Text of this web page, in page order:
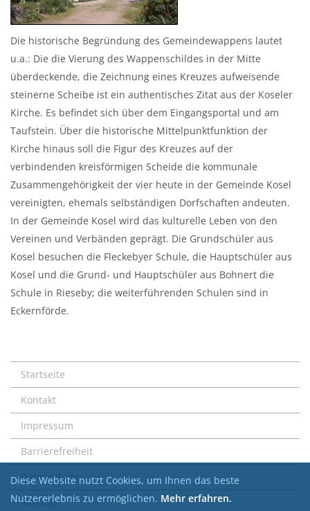
Die historische Begründung des Gemeindewappens lautet
u.a.: Die die Vierung des Wappenschildes in der Mitte
überdeckende, die Zeichnung eines Kreuzes aufweisende
steinerne Scheibe ist ein authentisches Zitat aus der Koseler
Kirche. Es befindet sich über dem Eingangsportal und am
Taufstein. Über die historische Mittelpunktfunktion der
Kirche hinaus soll die Figur des Kreuzes auf der
verbindenden kreisförmigen Scheide die kommunale
Zusammengehörigkeit der vier heute in der Gemeinde Kosel
vereinigten, ehemals selbständigen Dorfschaften andeuten.
In der Gemeinde Kosel wird das kulturelle Leben von den
Vereinen und Verbänden geprägt. Die Grundschüler aus
Kosel besuchen die Fleckebyer Schule, die Hauptschüler aus
Kosel und die Grund- und Hauptschüler aus Bohnert die
Schule in Rieseby; die weiterführenden Schulen sind in
Eckernförde.
Startseite
Kontakt
Impressum
Barrierefreiheit
Datenschutz
Sitemap
Diese Website nutzt Cookies, um Ihnen das beste
Nutzererlebnis zu ermöglichen. Mehr erfahren.